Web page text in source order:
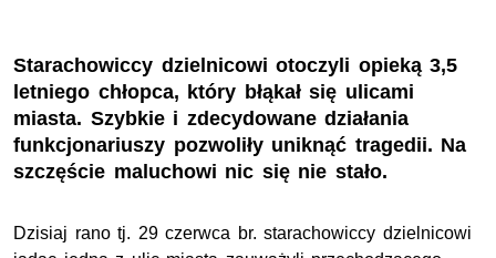
Starachowiccy dzielnicowi otoczyli opieką 3,5
letniego chłopca, który błąkał się ulicami
miasta. Szybkie i zdecydowane działania
funkcjonariuszy pozwoliły uniknąć tragedii. Na
szczęście maluchowi nic się nie stało.
Dzisiaj rano tj. 29 czerwca br. starachowiccy dzielnicowi